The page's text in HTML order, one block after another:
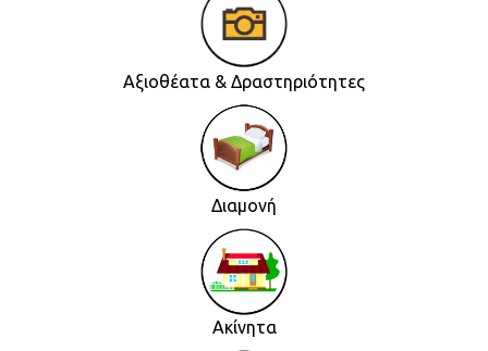
Αξιοθέατα & Δραστηριότητες
Διαμονή
Ακίνητα